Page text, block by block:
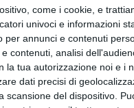
come i cookie, e
univoci e informazioni
per annunci e contenuti
contenuti, analisi
la tua autorizzazione noi e i
dati precisi di
scansione del dispositivo.
Gazzetta ufficiale serie L
il Regolamento
12/2024 relativo a
sull'etichetta dei prodotti
questo comunicato